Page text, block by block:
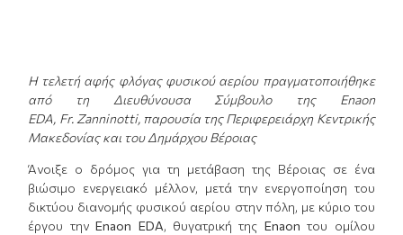
Η τελετή αφής φλόγας φυσικού αερίου πραγματοποιήθηκε
από τη Διευθύνουσα Σύμβουλο της Enaon
EDA, Fr. Zanninotti,παρουσία τηςΠεριφερειάρχη Κεντρικής
Μακεδονίας και του Δημάρχου Βέροιας
Άνοιξε ο δρόμος για τη μετάβαση της Βέροιας σε ένα
βιώσιμο ενεργειακό μέλλον, μετά την ενεργοποίηση του
δικτύου διανομής φυσικού αερίου στην πόλη, με κύριο του
έργου τηνEnaon EDA, θυγατρική της Enaon του ομίλου